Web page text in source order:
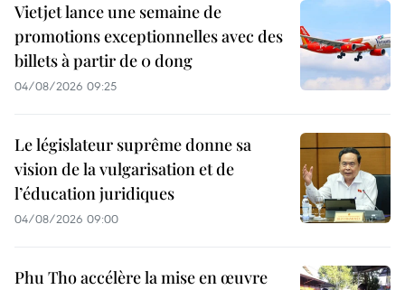
Vietjet lance une semaine de
promotions exceptionnelles avec des
billets à partir de 0 dong
04/08/2026 09:25
Le législateur suprême donne sa
vision de la vulgarisation et de
l’éducation juridiques
04/08/2026 09:00
Phu Tho accélère la mise en œuvre